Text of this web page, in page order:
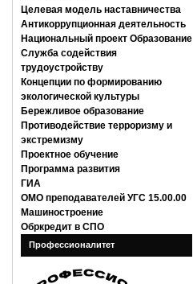
Целевая модель наставничества
Антикоррупционная деятельность
Национальный проект Образование
Служба содействия
трудоустройству
Концепции по формированию
экологической культуры
Бережливое образование
Противодействие терроризму и
экстремизму
Проектное обучение
Программа развития
ГИА
ОМО преподавателей УГС 15.00.00
Машиностроение
Обркредит в СПО
Профессионалитет